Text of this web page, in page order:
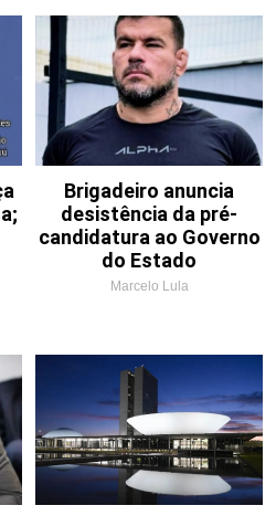
Brigadeiro anuncia
desistência da pré-
candidatura ao Governo
do Estado
Marcelo Lula